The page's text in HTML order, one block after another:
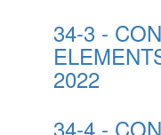
34-3 -
2022
34-4 -